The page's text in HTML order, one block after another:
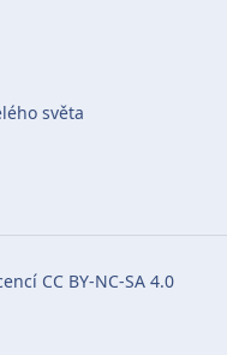
světa
CC BY-NC-SA 4.0